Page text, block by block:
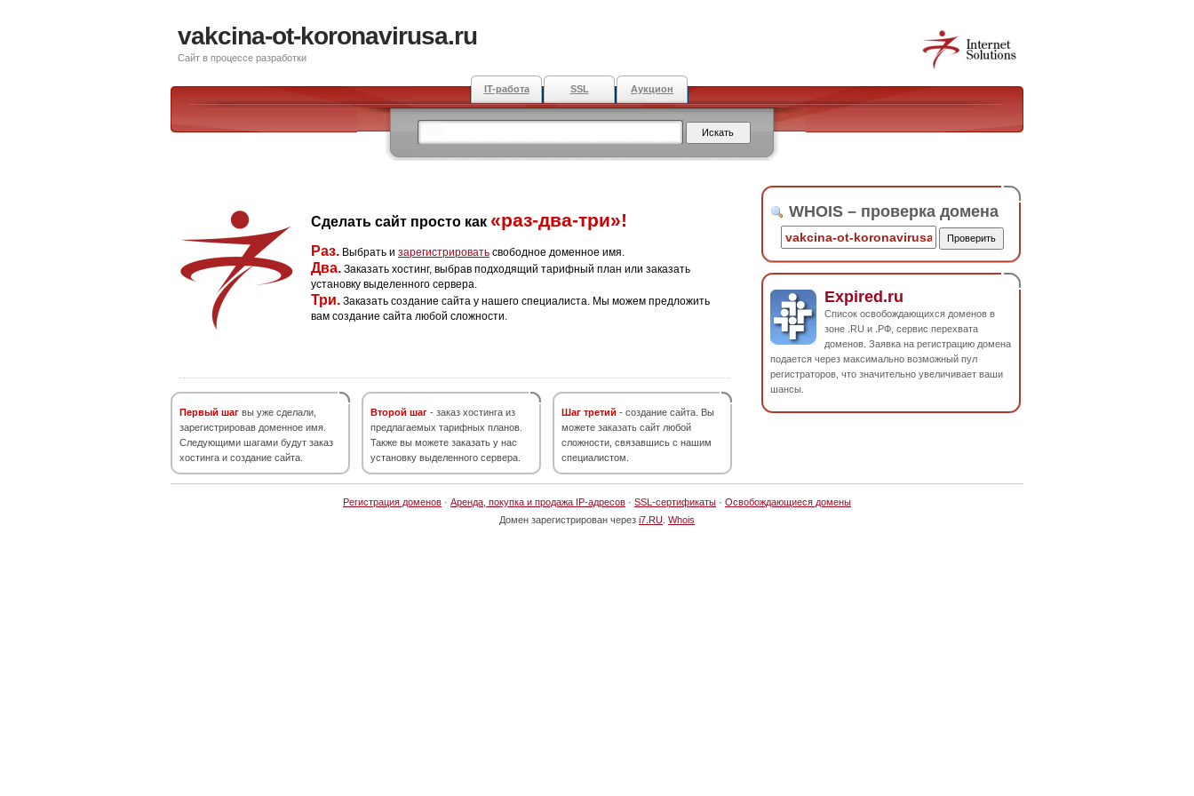
vakcina-ot-koronavirusa.ru
Сайт в процессе разработки
IT-работа SSL Аукцион
Сделать сайт просто как «раз-два-три»!
Раз. Выбрать и зарегистрировать свободное доменное имя.
Два. Заказать хостинг, выбрав подходящий тарифный план или заказать
установку выделенного сервера.
Три. Заказать создание сайта у нашего специалиста. Мы можем предложить
вам создание сайта любой сложности.
Первый шаг вы уже сделали,
зарегистрировав доменное имя.
Следующими шагами будут заказ
хостинга и создание сайта.
Второй шаг - заказ хостинга из
предлагаемых тарифных планов.
Также вы можете заказать у нас
установку выделенного сервера.
Шаг третий - создание сайта. Вы
можете заказать сайт любой
сложности, связавшись с нашим
специалистом.
WHOIS – проверка домена
Expired.ru
Список освобождающихся доменов в
зоне .RU и .РФ, сервис перехвата
доменов. Заявка на регистрацию домена
подается через максимально возможный пул
регистраторов, что значительно увеличивает ваши
шансы.
Регистрация доменов · Аренда, покупка и продажа IP-адресов · SSL-сертификаты · Освобождающиеся домены
Домен зарегистрирован через i7.RU Whois